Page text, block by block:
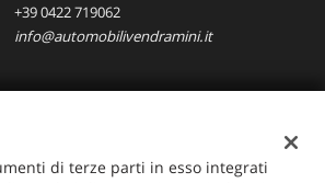
+39 0422 719062
info@automobilivendramini.it
srl
di terze parti in esso integrati